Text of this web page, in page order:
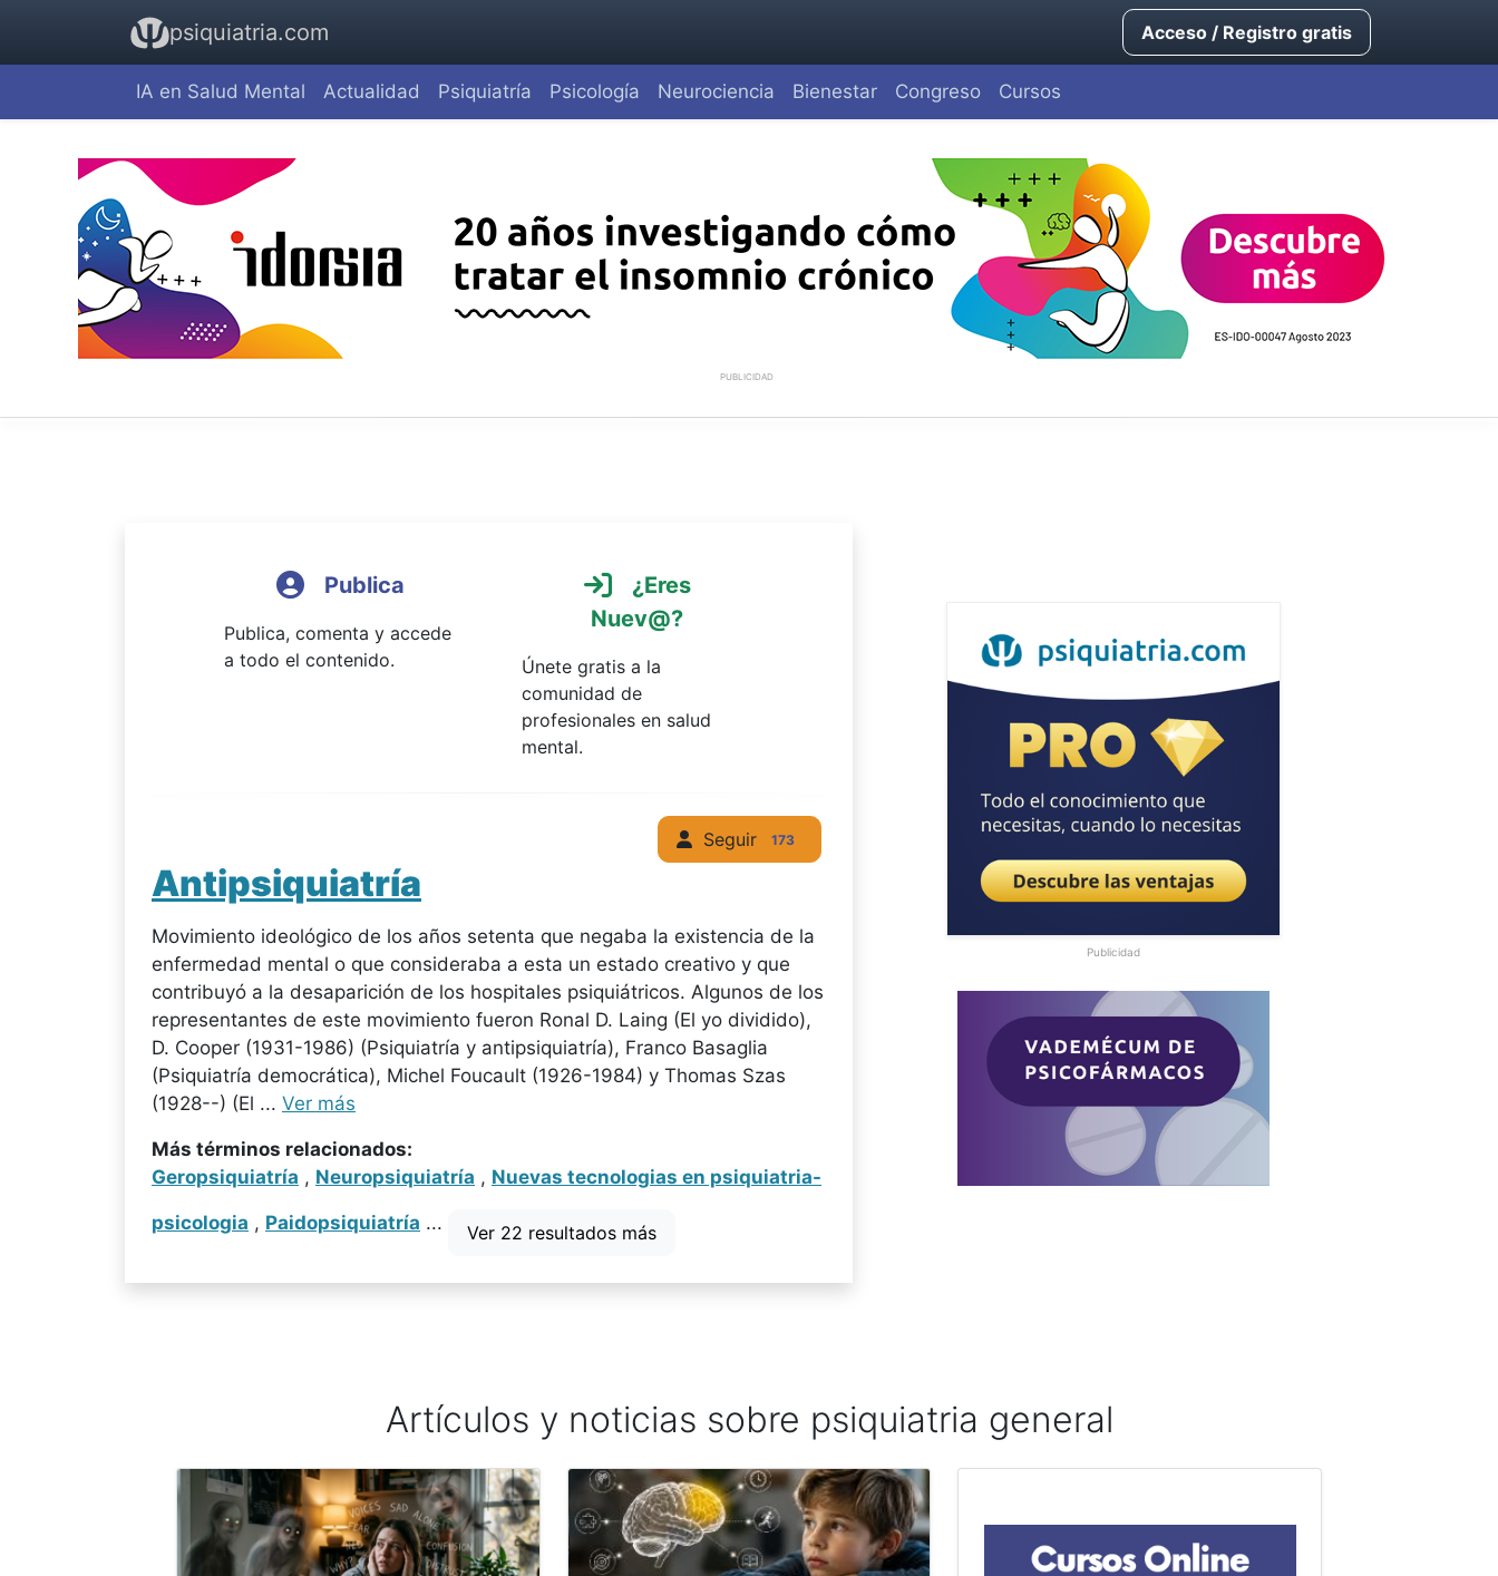
psiquiatria.com Acceso / Registro gratis
IA en Salud Mental Actualidad Psiquiatría Psicología Neurociencia Bienestar Congreso Cursos
PUBLICIDAD
Publica
Publica, comenta y accede
a todo el contenido.
¿Eres
Nuev@?
Únete gratis a la
comunidad de
profesionales en salud
mental.
Seguir 173
Antipsiquiatría
Movimiento ideológico de los años setenta que negaba la existencia de la
enfermedad mental o que consideraba a esta un estado creativo y que
contribuyó a la desaparición de los hospitales psiquiátricos. Algunos de los
representantes de este movimiento fueron Ronal D. Laing (El yo dividido),
D. Cooper (1931-1986) (Psiquiatría y antipsiquiatría), Franco Basaglia
(Psiquiatría democrática), Michel Foucault (1926-1984) y Thomas Szas
(1928--) (El ... Ver más
Más términos relacionados:
Geropsiquiatría , Neuropsiquiatría , Nuevas tecnologias en psiquiatria-
psicologia , Paidopsiquiatría ... Ver 22 resultados más
Publicidad
Artículos y noticias sobre psiquiatria general